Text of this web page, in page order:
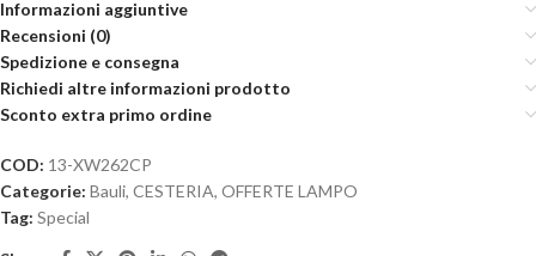
Informazioni aggiuntive
Recensioni (0)
Spedizione e consegna
Richiedi altre informazioni prodotto
Sconto extra primo ordine
COD: 13-XW262CP
Categorie: Bauli, CESTERIA, OFFERTE LAMPO
Tag: Special